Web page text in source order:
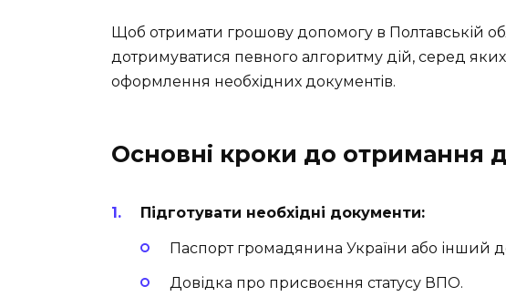
Щоб отримати грошову допомогу в Полтавській
дотримуватися певного алгоритму дій, серед
оформлення необхідних документів.
Основні кроки до отримання
Підготувати необхідні документи:
Паспорт громадянина України або інший
Довідка про присвоєння статусу ВПО.